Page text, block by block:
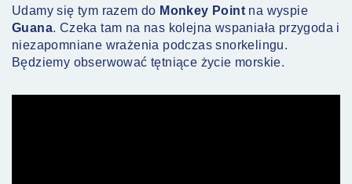
Udamy się tym razem do Monkey Point na wyspie
Guana. Czeka tam na nas kolejna wspaniała przygoda i
niezapomniane wrażenia podczas snorkelingu.
Będziemy obserwować tętniące życie morskie.